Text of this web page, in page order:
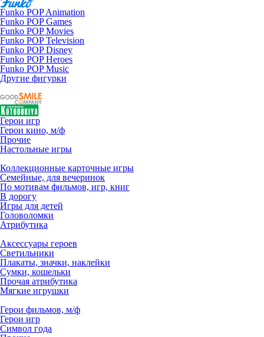
Funko POP Animation
Funko POP Games
Funko POP Movies
Funko POP Television
Funko POP Disney
Funko POP Heroes
Funko POP Music
Другие фигурки
Герои игр
Герои кино, м/ф
Прочие
Настольные игры
Коллекционные карточные игры
Семейные, для вечеринок
По мотивам фильмов, игр, книг
В дорогу
Игры для детей
Головоломки
Атрибутика
Аксессуары героев
Светильники
Плакаты, значки, наклейки
Сумки, кошельки
Прочая атрибутика
Мягкие игрушки
Герои фильмов, м/ф
Герои игр
Символ года